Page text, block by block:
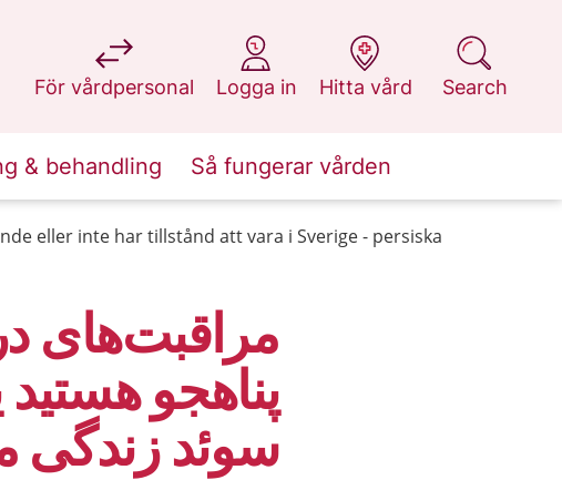
För vårdpersonal
at 1177.se
Logga in
at 1177.se
Hitta vård
at 1177.se
Search
at 1177.se
& behandling Så fungerar vården
eller inte har tillstånd att vara i Sverige - persiska
‌‌مراقبت‌های
پناهجو هستید
سوئد زندگی